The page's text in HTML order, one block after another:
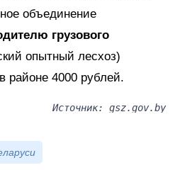
объединение
грузового
опытный лесхоз)
районе 4000 рублей.
Источник: gsz.gov.by